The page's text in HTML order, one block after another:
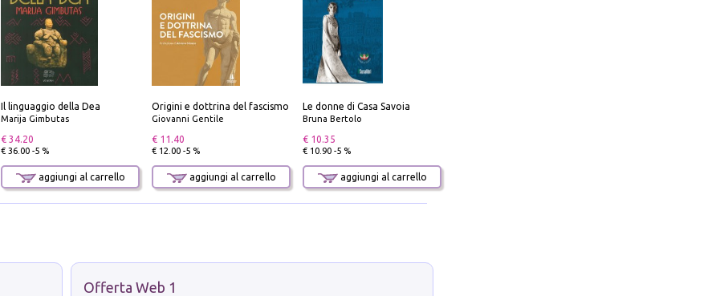
Il linguaggio della Dea
Marija Gimbutas
€ 34.20
€ 36.00 -5 %
aggiungi al carrello
Origini e dottrina del fascismo
Giovanni Gentile
€ 11.40
€ 12.00 -5 %
aggiungi al carrello
Le donne di Casa Savoia
Bruna Bertolo
€ 10.35
€ 10.90 -5 %
aggiungi al carrello
Offerta Web 1